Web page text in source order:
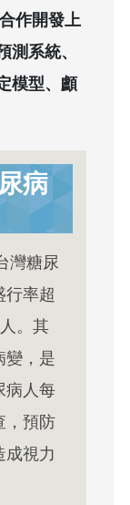
作開發上
測系統、
模型、顱
病
灣糖尿
行率超
。其
變，是
病人每
，預防
成視力